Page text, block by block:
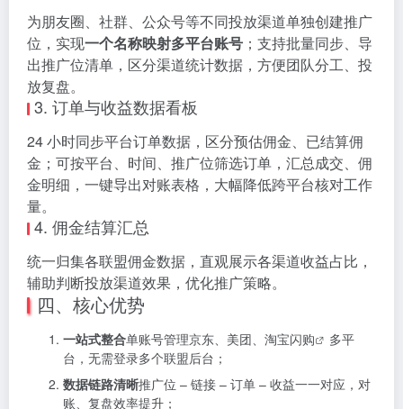
为朋友圈、社群、公众号等不同投放渠道单独创建推广
位，实现一个名称映射多平台账号 ；支持批量同步、导
出推广位清单，区分渠道统计数据，方便团队分工、投
放复盘。
3. 订单与收益数据看板
24 小时同步平台订单数据，区分预估佣金、已结算佣
金；可按平台、时间、推广位筛选订单，汇总成交、佣
金明细，一键导出对账表格，大幅降低跨平台核对工作
量。
4. 佣金结算汇总
统一归集各联盟佣金数据，直观展示各渠道收益占比，
辅助判断投放渠道效果，优化推广策略。
四、核心优势
一站式整合单账号管理京东、美团、 淘宝闪购
多平
台，无需登录多个联盟后台；
数据链路清晰推广位 – 链接 – 订单 – 收益一一对应，对
账、复盘效率提升；